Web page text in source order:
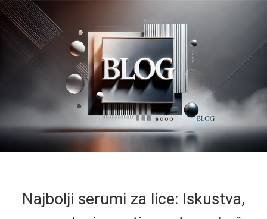
Najbolji serumi za lice: Iskustva,